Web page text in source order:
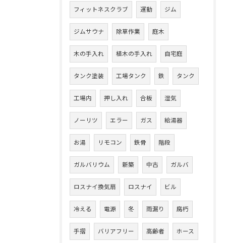
フィットネスクラブ 運動 ジム
ジムサウナ 除草作業 庭木
木の手入れ 植木の手入れ 自宅庭
タンク塗装 工場タンク 鉄 タンク
工場内 押し入れ 合板 湿気
ノーリツ エラー ガス 給湯器
お湯 リモコン 鉄骨 階段
ガルバリウム 新築 中古 ガルバ
ロスナイ換気扇 ロスナイ ビル
冷える 電源 冬 雨漏り 腐朽
手摺 バリアフリー 高齢者 ホース